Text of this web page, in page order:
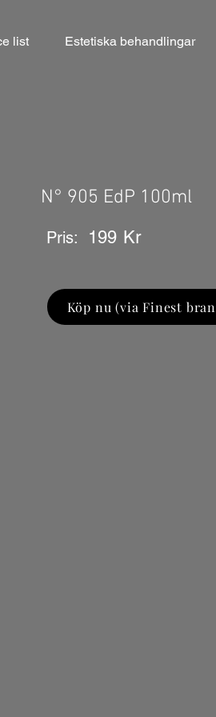
list Estetiska behandlingar
N° 905 EdP 100ml
Pris: 199 Kr
Köp nu (via Finest